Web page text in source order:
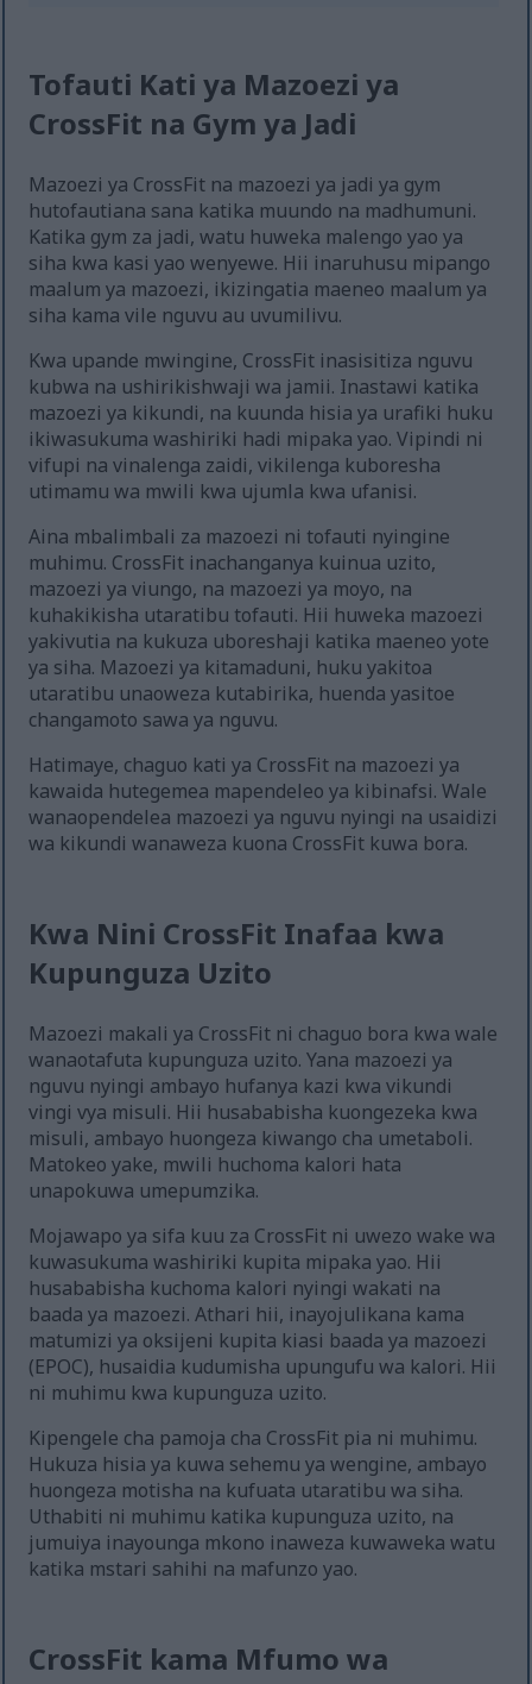
Tofauti Kati ya Mazoezi ya
CrossFit na Gym ya Jadi
Mazoezi ya CrossFit na mazoezi ya jadi ya gym
hutofautiana sana katika muundo na madhumuni.
Katika gym za jadi, watu huweka malengo yao ya
siha kwa kasi yao wenyewe. Hii inaruhusu mipango
maalum ya mazoezi, ikizingatia maeneo maalum ya
siha kama vile nguvu au uvumilivu.
Kwa upande mwingine, CrossFit inasisitiza nguvu
kubwa na ushirikishwaji wa jamii. Inastawi katika
mazoezi ya kikundi, na kuunda hisia ya urafiki huku
ikiwasukuma washiriki hadi mipaka yao. Vipindi ni
vifupi na vinalenga zaidi, vikilenga kuboresha
utimamu wa mwili kwa ujumla kwa ufanisi.
Aina mbalimbali za mazoezi ni tofauti nyingine
muhimu. CrossFit inachanganya kuinua uzito,
mazoezi ya viungo, na mazoezi ya moyo, na
kuhakikisha utaratibu tofauti. Hii huweka mazoezi
yakivutia na kukuza uboreshaji katika maeneo yote
ya siha. Mazoezi ya kitamaduni, huku yakitoa
utaratibu unaoweza kutabirika, huenda yasitoe
changamoto sawa ya nguvu.
Hatimaye, chaguo kati ya CrossFit na mazoezi ya
kawaida hutegemea mapendeleo ya kibinafsi. Wale
wanaopendelea mazoezi ya nguvu nyingi na usaidizi
wa kikundi wanaweza kuona CrossFit kuwa bora.
Kwa Nini CrossFit Inafaa kwa
Kupunguza Uzito
Mazoezi makali ya CrossFit ni chaguo bora kwa wale
wanaotafuta kupunguza uzito. Yana mazoezi ya
nguvu nyingi ambayo hufanya kazi kwa vikundi
vingi vya misuli. Hii husababisha kuongezeka kwa
misuli, ambayo huongeza kiwango cha umetaboli.
Matokeo yake, mwili huchoma kalori hata
unapokuwa umepumzika.
Mojawapo ya sifa kuu za CrossFit ni uwezo wake wa
kuwasukuma washiriki kupita mipaka yao. Hii
husababisha kuchoma kalori nyingi wakati na
baada ya mazoezi. Athari hii, inayojulikana kama
matumizi ya oksijeni kupita kiasi baada ya mazoezi
(EPOC), husaidia kudumisha upungufu wa kalori. Hii
ni muhimu kwa kupunguza uzito.
Kipengele cha pamoja cha CrossFit pia ni muhimu.
Hukuza hisia ya kuwa sehemu ya wengine, ambayo
huongeza motisha na kufuata utaratibu wa siha.
Uthabiti ni muhimu katika kupunguza uzito, na
jumuiya inayounga mkono inaweza kuwaweka watu
katika mstari sahihi na mafunzo yao.
CrossFit kama Mfumo wa